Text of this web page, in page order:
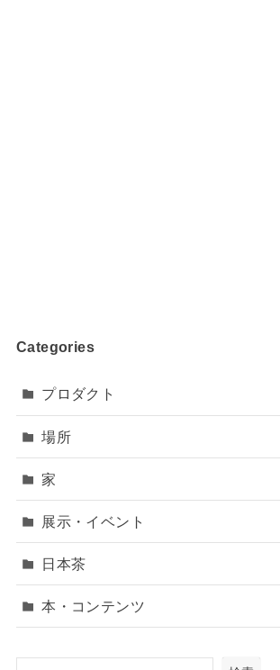
Categories
プロダクト
場所
家
展示・イベント
日本茶
本・コンテンツ